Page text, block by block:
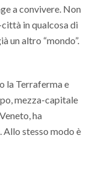
a convivere. Non
in qualcosa di
un altro “mondo”.
la Terraferma e
mezza-capitale
ha
Allo stesso modo è